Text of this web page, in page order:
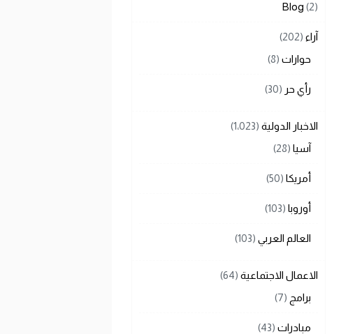
Blog (2)
آراء (202)
حوارات (8)
رأي حر (30)
الاخبار الدولية (1٬023)
آسيا (28)
أمريكا (50)
أوروبا (103)
العالم العربي (103)
الاعمال الاجتماعية (64)
برامج (7)
مبادرات (43)